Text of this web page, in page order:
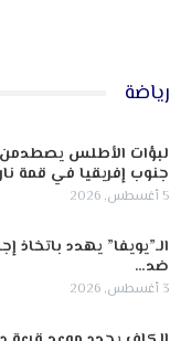
رياضة
لبؤات الأطلس
جنوب إفريقيا في قمة
5 أغسطس, 2026
الـ”يويفا” يهدد باتخاذ
ضد…
3 أغسطس, 2026